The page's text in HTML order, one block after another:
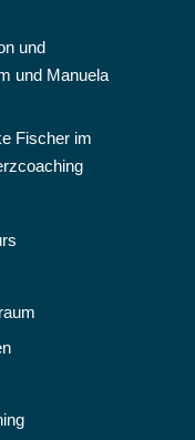
und
und Manuela
Fischer im